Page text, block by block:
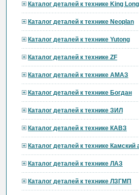
Каталог деталей к технике King Long
Каталог деталей к технике Neoplan
Каталог деталей к технике Yutong
Каталог деталей к технике ZF
Каталог деталей к технике АМАЗ
Каталог деталей к технике Богдан
Каталог деталей к технике ЗИЛ
Каталог деталей к технике КАВЗ
Каталог деталей к технике Камский
Каталог деталей к технике ЛАЗ
Каталог деталей к технике ЛЗГМП